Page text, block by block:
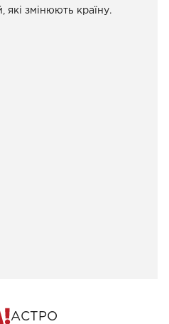
які змінюють країну.
АСТРО